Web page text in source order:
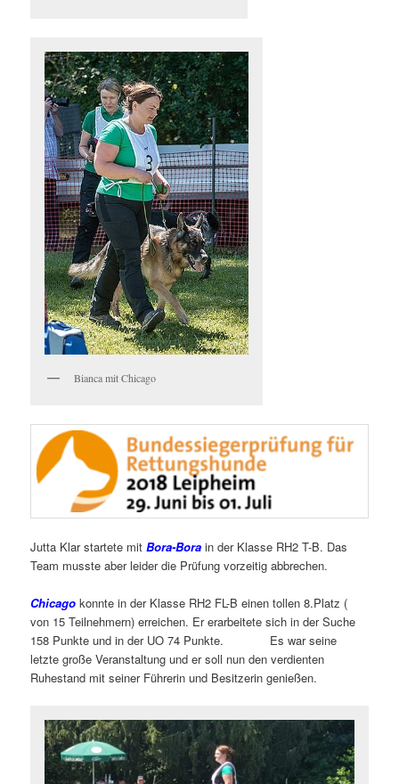
Bianca mit Chicago
Jutta Klar startete mitBora-Bora in der Klasse RH2 T-B. Das
Team musste aber leider die Prüfung vorzeitig abbrechen.
Chicago konnte in der Klasse RH2 FL-B einen tollen 8.Platz (
von 15 Teilnehmern) erreichen. Er erarbeitete sich in der Suche
158 Punkte und in der UO 74 Punkte. Es war seine
letzte große Veranstaltung und er soll nun den verdienten
Ruhestand mit seiner Führerin und Besitzerin genießen.